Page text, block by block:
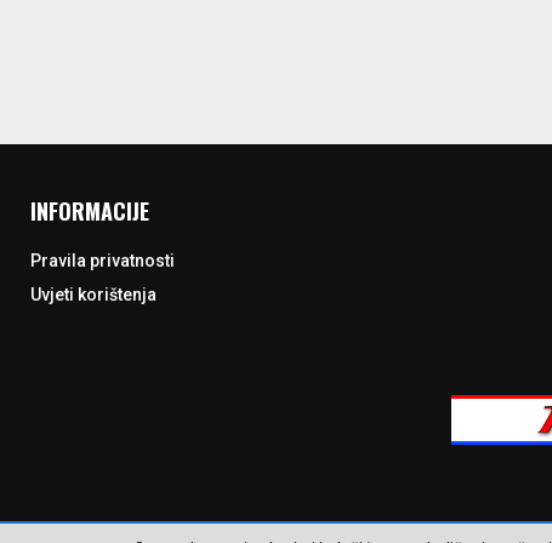
INFORMACIJE
Pravila privatnosti
Uvjeti korištenja